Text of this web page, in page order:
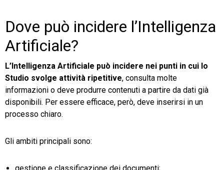
Dove può incidere l’Intelligenza
Artificiale?
L’Intelligenza Artificiale può incidere nei punti in cui lo
Studio svolge attività ripetitive, consulta molte
informazioni o deve produrre contenuti a partire da dati già
disponibili. Per essere efficace, però, deve inserirsi in un
processo chiaro.
Gli ambiti principali sono: